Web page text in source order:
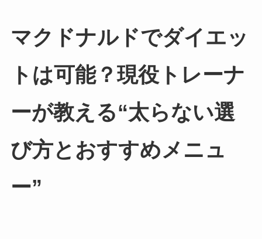
マクドナルドでダイエッ
トは可能？現役トレーナ
ーが教える“太らない選
び方とおすすめメニュ
ー”